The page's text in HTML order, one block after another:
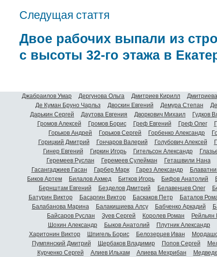
Следущая стаття
Двое рабочих выпали из
с высоты 32-го этажа в
Джабраилов Умар Дергунова Ольга Дмитриев Кирилл
Де Куман Бруно Чарльз
Двоскин Евгений Демура Степан
Дарькин Сергей
Даутова Евгения Дворкович Михаил
Гудков
Громов Алексей
Громов Борис Греф Евгений Греф Олег
Горьков Андрей
Горьков Сергей Горбенко Александр
Горицкий Дмитрий
Гончаров Валерий Голубович Алексей
Гинер Евгений
Гиркин Игорь Гительсон Александр
Геремеев Руслан
Геремеев Сулейман
Геташвили Нана
Гасангаджиев Гасан
Гарбер Марк Гарез Александр
Биков Артем
Билалов Ахмед Битков Игорь Бифов Анатолий
Бернштам Евгений
Безделов Дмитрий Белавенцев Олег
Батурин Виктор
Басаргин Виктор Баскаков Петр
Баталов
Балабанова Марина
Балакишиева Алсу Бабченко Аркадий
Байсаров Руслан
Зуев Сергей Королев Роман
Шохин Александр
Быков Анатолий Плутник Александр
Харитонин Виктор
Шпигель Борис Белозерцев Иван
Пумпянский Дмитрий
Щербаков Владимир Попов Сергей
Курченко Сергей
Алиев Ильхам Алиева Мехрибан